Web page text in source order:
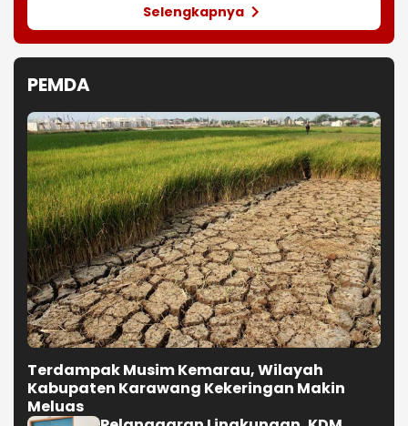
Selengkapnya
PEMDA
Terdampak Musim Kemarau, Wilayah
Kabupaten Karawang Kekeringan Makin
Meluas